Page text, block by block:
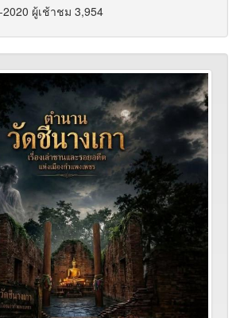
2020 ผู้เช้าชม 3,954